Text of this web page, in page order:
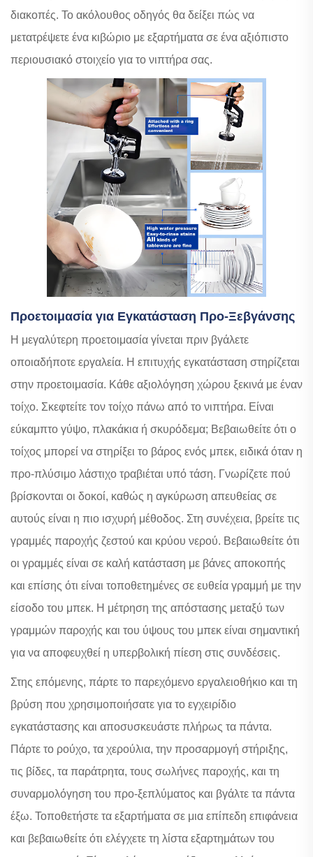
διακοπές. Το ακόλουθος οδηγός θα δείξει πώς να
μετατρέψετε ένα κιβώριο με εξαρτήματα σε ένα αξιόπιστο
περιουσιακό στοιχείο για το νιπτήρα σας.
Προετοιμασία για Εγκατάσταση Προ-Ξεβγάνσης
Η μεγαλύτερη προετοιμασία γίνεται πριν βγάλετε
οποιαδήποτε εργαλεία. Η επιτυχής εγκατάσταση στηρίζεται
στην προετοιμασία. Κάθε αξιολόγηση χώρου ξεκινά με έναν
τοίχο. Σκεφτείτε τον τοίχο πάνω από το νιπτήρα. Είναι
εύκαμπτο γύψο, πλακάκια ή σκυρόδεμα; Βεβαιωθείτε ότι ο
τοίχος μπορεί να στηρίξει το βάρος ενός μπεκ, ειδικά όταν η
προ-πλύσιμο λάστιχο τραβιέται υπό τάση. Γνωρίζετε πού
βρίσκονται οι δοκοί, καθώς η αγκύρωση απευθείας σε
αυτούς είναι η πιο ισχυρή μέθοδος. Στη συνέχεια, βρείτε τις
γραμμές παροχής ζεστού και κρύου νερού. Βεβαιωθείτε ότι
οι γραμμές είναι σε καλή κατάσταση με βάνες αποκοπής
και επίσης ότι είναι τοποθετημένες σε ευθεία γραμμή με την
είσοδο του μπεκ. Η μέτρηση της απόστασης μεταξύ των
γραμμών παροχής και του ύψους του μπεκ είναι σημαντική
για να αποφευχθεί η υπερβολική πίεση στις συνδέσεις.
Στης επόμενης, πάρτε το παρεχόμενο εργαλειοθήκιο και τη
βρύση που χρησιμοποιήσατε για το εγχειρίδιο
εγκατάστασης και αποσυσκευάστε πλήρως τα πάντα.
Πάρτε το ρούχο, τα χερούλια, την προσαρμογή στήριξης,
τις βίδες, τα παράτρητα, τους σωλήνες παροχής, και τη
συναρμολόγηση του προ-ξεπλύματος και βγάλτε τα πάντα
έξω. Τοποθετήστε τα εξαρτήματα σε μια επίπεδη επιφάνεια
και βεβαιωθείτε ότι ελέγχετε τη λίστα εξαρτημάτων του